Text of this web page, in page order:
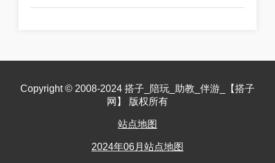
Copyright © 2008-2024 搭子_陪玩_助教_伴游_【搭子
网】 版权所有
站点地图
2024年06月站点地图